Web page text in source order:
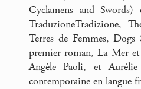
Cyclamens and
TraduzioneTradizione,
Terres de Femmes,
premier roman, La Mer et
Angèle Paoli, et
contemporaine en langue